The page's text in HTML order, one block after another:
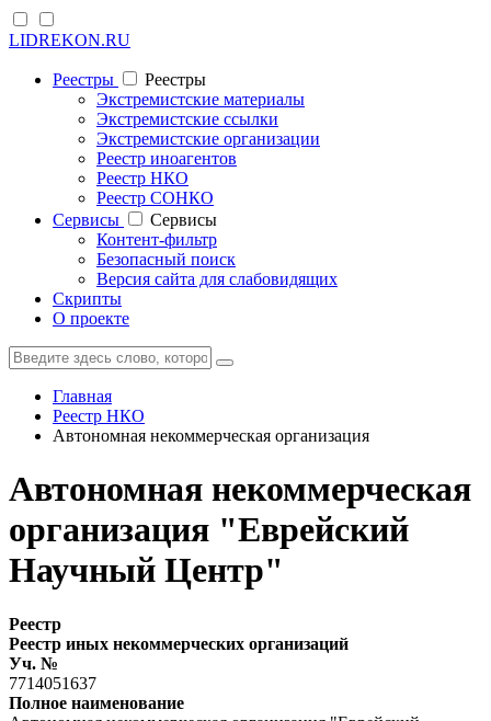
LIDREKON.RU
Реестры
Реестры
Экстремистские материалы
Экстремистские ссылки
Экстремистские организации
Реестр иноагентов
Реестр НКО
Реестр СОНКО
Cервисы
Cервисы
Контент-фильтр
Безопасный поиск
Версия сайта для слабовидящих
Скрипты
О проекте
Главная
Реестр НКО
Автономная некоммерческая организация
Автономная некоммерческая
организация "Еврейский
Научный Центр"
Реестр
Реестр иных некоммерческих организаций
Уч. №
7714051637
Полное наименование